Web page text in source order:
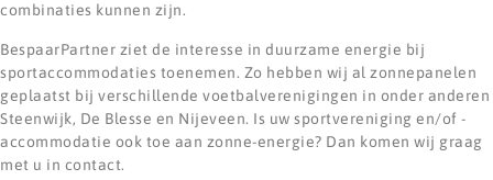
combinaties kunnen zijn.
BespaarPartner ziet de interesse in duurzame energie bij
sportaccommodaties toenemen. Zo hebben wij al zonnepanelen
geplaatst bij verschillende voetbalverenigingen in onder anderen
Steenwijk, De Blesse en Nijeveen. Is uw sportvereniging en/of -
accommodatie ook toe aan zonne-energie? Dan komen wij graag
met u in contact.